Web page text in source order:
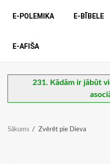
E-POLEMIKA E-BĪBELE
E-AFIŠA
231. Kādām ir jābūt
Sākums Zvērēt pie Dieva